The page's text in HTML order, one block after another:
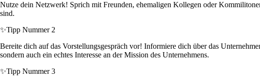
Nutze dein Netzwerk! Sprich mit Freunden, ehemaligen Kollegen oder
sind.
✨Tipp Nummer 2
Bereite dich auf das Vorstellungsgespräch vor! Informiere dich über das
sondern auch ein echtes Interesse an der Mission des Unternehmens.
✨Tipp Nummer 3